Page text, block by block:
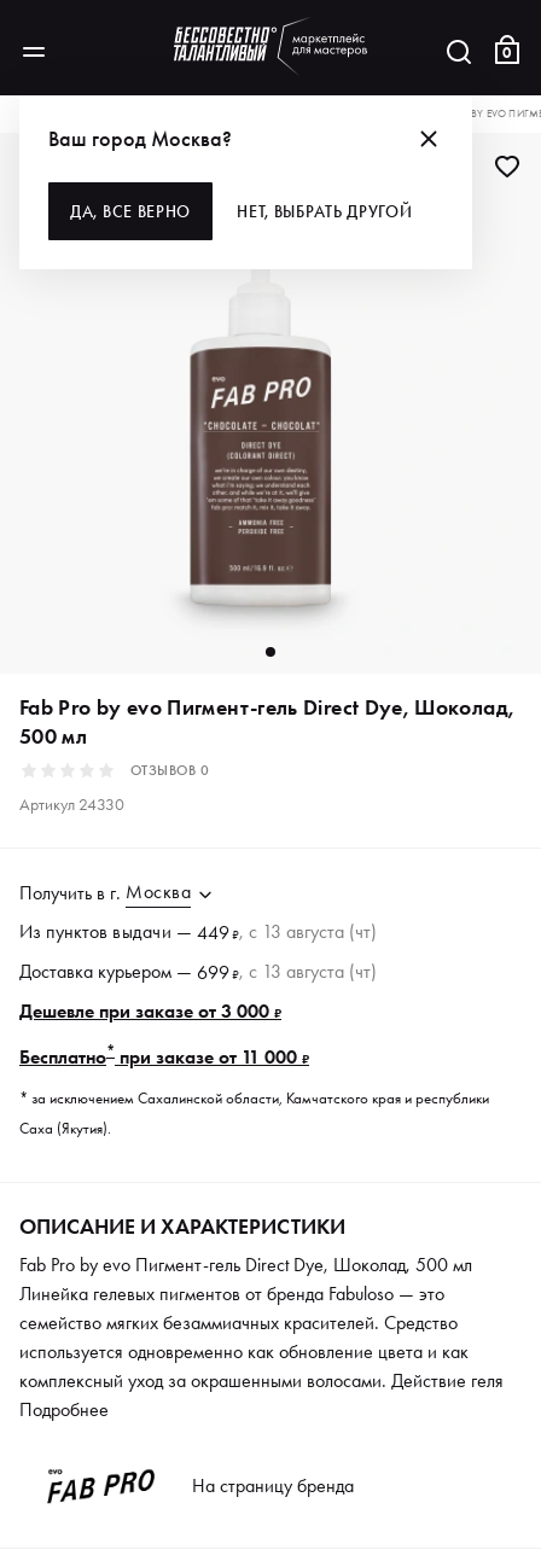
0
Ваш город Москва?
ДА, ВСЕ ВЕРНО НЕТ, ВЫБРАТЬ ДРУГОЙ
FAB PRO BY EVO
Fab Pro by evo Пигмент-гель Direct Dye, Шоколад,
500 мл
ОТЗЫВОВ 0
Артикул 24330
Получить в г. Москва
Из пунктов выдачи — 449₽, c 13 августа (чт)
Доставка курьером — 699₽, c 13 августа (чт)
Дешевле при заказе от 3 000 ₽
Бесплатно* при заказе от 11 000 ₽
* за исключением Сахалинской области, Камчатского края и республики
Саха (Якутия).
ОПИСАНИЕ И ХАРАКТЕРИСТИКИ
Fab Pro by evo Пигмент-гель Direct Dye, Шоколад, 500 мл
Линейка гелевых пигментов от бренда Fabuloso — это
семейство мягких безаммиачных красителей. Средство
используется одновременно как обновление цвета и как
комплексный уход за окрашенными волосами. Действие геля
основано на законе притягивания противоположностей, ионы
притягиваются друг к другу. В ходе экспериментирования с
образом, возможно смешивать разные оттенки, чтобы
Подробнее
На страницу бренда